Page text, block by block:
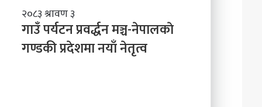
ब
के
ग
र्नु
गा
उँ
प
र्य
२०८३ श्रावण ३
गाउँ पर्यटन प्रवर्द्धन मञ्च-नेपालकाे
गण्डकी प्रदेशमा नयाँ नेतृत्व